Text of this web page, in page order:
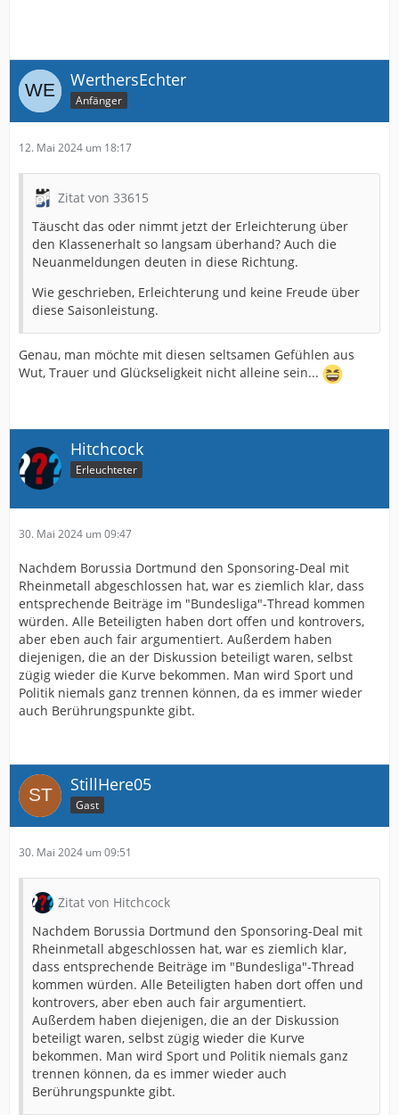
WerthersEchter
Anfänger
12. Mai 2024 um 18:17
Zitat von 33615
Täuscht das oder nimmt jetzt der Erleichterung über
den Klassenerhalt so langsam überhand? Auch die
Neuanmeldungen deuten in diese Richtung.
Wie geschrieben, Erleichterung und keine Freude über
diese Saisonleistung.
Genau, man möchte mit diesen seltsamen Gefühlen aus
Wut, Trauer und Glückseligkeit nicht alleine sein...
Hitchcock
Erleuchteter
30. Mai 2024 um 09:47
Nachdem Borussia Dortmund den Sponsoring-Deal mit
Rheinmetall abgeschlossen hat, war es ziemlich klar, dass
entsprechende Beiträge im "Bundesliga"-Thread kommen
würden. Alle Beteiligten haben dort offen und kontrovers,
aber eben auch fair argumentiert. Außerdem haben
diejenigen, die an der Diskussion beteiligt waren, selbst
zügig wieder die Kurve bekommen. Man wird Sport und
Politik niemals ganz trennen können, da es immer wieder
auch Berührungspunkte gibt.
StillHere05
Gast
30. Mai 2024 um 09:51
Zitat von Hitchcock
Nachdem Borussia Dortmund den Sponsoring-Deal mit
Rheinmetall abgeschlossen hat, war es ziemlich klar,
dass entsprechende Beiträge im "Bundesliga"-Thread
kommen würden. Alle Beteiligten haben dort offen und
kontrovers, aber eben auch fair argumentiert.
Außerdem haben diejenigen, die an der Diskussion
beteiligt waren, selbst zügig wieder die Kurve
bekommen. Man wird Sport und Politik niemals ganz
trennen können, da es immer wieder auch
Berührungspunkte gibt.